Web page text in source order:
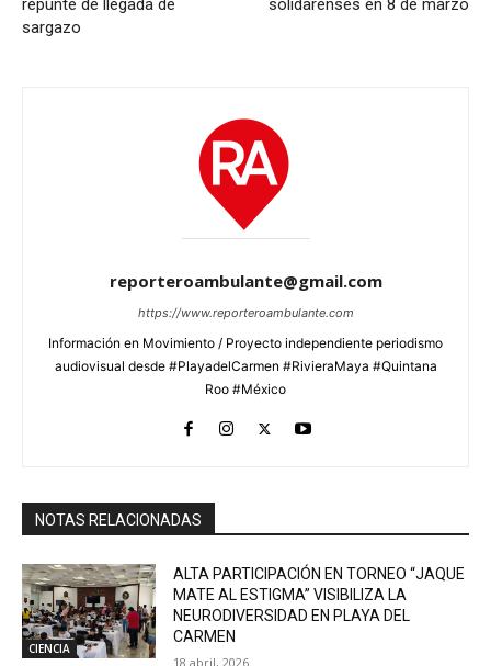
repunte de llegada de
sargazo
solidarenses en 8 de marzo
reporteroambulante@gmail.com
https://www.reporteroambulante.com
Información en Movimiento / Proyecto independiente periodismo
audiovisual desde #PlayadelCarmen #RivieraMaya #Quintana
Roo #México
NOTAS RELACIONADAS
CIENCIA
ALTA PARTICIPACIÓN EN TORNEO “JAQUE
MATE AL ESTIGMA” VISIBILIZA LA
NEURODIVERSIDAD EN PLAYA DEL
CARMEN
18 abril, 2026